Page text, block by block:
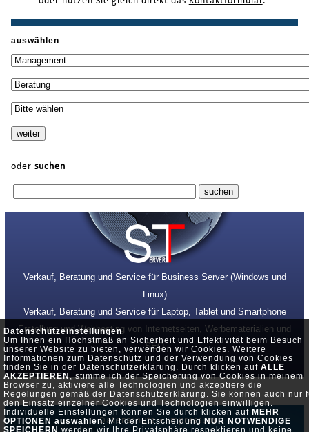
Datenschutzeinstellungen
Um Ihnen ein Höchstmaß an Sicherheit und Effektivität beim Besuch
unserer Website zu bieten, verwenden wir Cookies. Weitere
Informationen zum Datenschutz und der Verwendung von Cookies
finden Sie in der Datenschutzerklärung . Durch klicken auf ALLE
AKZEPTIEREN, stimme ich der Speicherung von Cookies in meinem
Browser zu, aktiviere alle Technologien und akzeptiere die
Regelungen gemäß der Datenschutzerklärung. Sie können auch nur
den Einsatz einzelner Cookies und Technologien einwilligen.
Individuelle Einstellungen können Sie durch klicken auf MEHR
OPTIONEN auswählen. Mit der EntscheidungNUR NOTWENDIGE
SPEICHERN werden wir Ihre Privatsphäre respektieren und keine
auswählen
oder suchen
Verkauf, Beratung und Service für Business Server (Windows und
Linux)
Verkauf, Beratung und Service für Laptop, Tablet und Smartphone
Erstellung und Webhosting von Internetseiten, Werbematerialien und
SEO
Datenschutz •Impressum